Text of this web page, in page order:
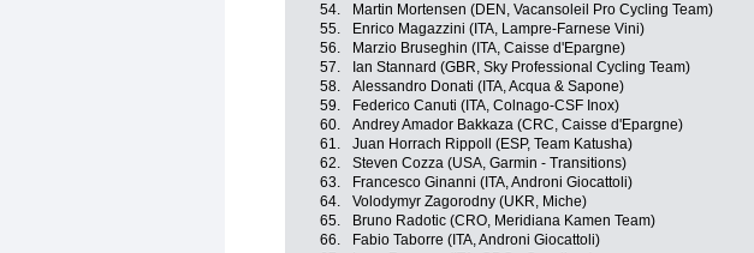
54.
Martin Mortensen (DEN, Vacansoleil Pro Cycling Team)
55.
Enrico Magazzini (ITA, Lampre-Farnese Vini)
56.
Marzio Bruseghin (ITA, Caisse d'Epargne)
57.
Ian Stannard (GBR, Sky Professional Cycling Team)
58.
Alessandro Donati (ITA, Acqua & Sapone)
59.
Federico Canuti (ITA, Colnago-CSF Inox)
60.
Andrey Amador Bakkaza (CRC, Caisse d'Epargne)
61.
Juan Horrach Rippoll (ESP, Team Katusha)
62.
Steven Cozza (USA, Garmin - Transitions)
63.
Francesco Ginanni (ITA, Androni Giocattoli)
64.
Volodymyr Zagorodny (UKR, Miche)
65.
Bruno Radotic (CRO, Meridiana Kamen Team)
66.
Fabio Taborre (ITA, Androni Giocattoli)